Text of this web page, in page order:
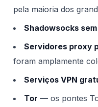
pela maioria dos
Shadowsocks
Servidores proxy
foram amplamente
Serviços VPN
Tor — os pontes